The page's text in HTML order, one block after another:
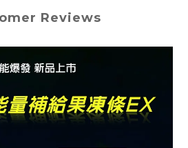
Reviews